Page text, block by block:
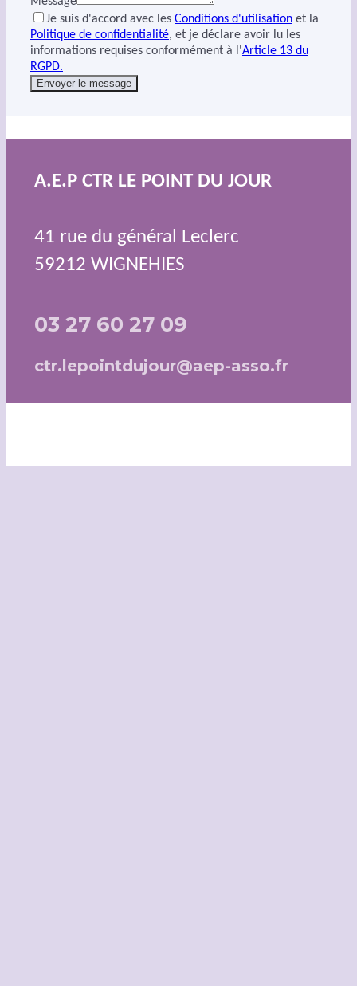
Je suis d'accord avec les Conditions d'utilisation et la
Politique de confidentialité, et je déclare avoir lu les
informations requises conformément à l'Article 13 du
RGPD.
Envoyer le message
A.E.P CTR LE POINT DU JOUR
41 rue du général Leclerc
59212 WIGNEHIES
03 27 60 27 09
ctr.lepointdujour@aep-asso.fr